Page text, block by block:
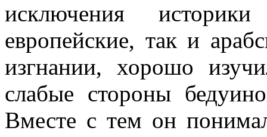
исключения
европейские, так и
из­гнании, хорошо
слабые стороны
Вместе с тем он